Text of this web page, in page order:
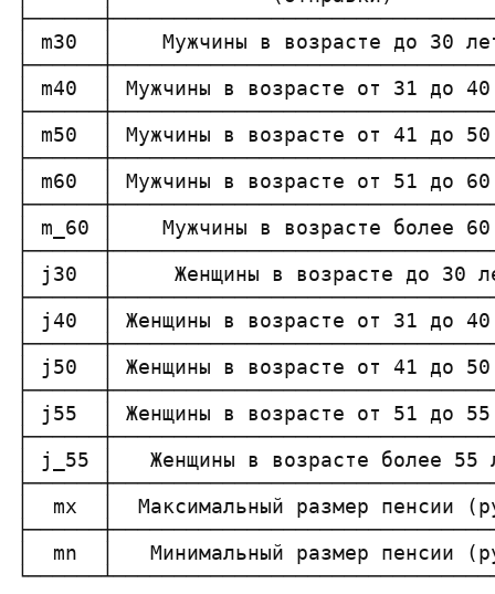
│ m30  │    Мужчины в возрасте до 30
│ m40  │ Мужчины в возрасте от 31 до
│ m50  │ Мужчины в возрасте от 41 до
│ m60  │ Мужчины в возрасте от 51 до
│ m_60 │    Мужчины в возрасте более
│ j30  │     Женщины в возрасте до 30
│ j40  │ Женщины в возрасте от 31 до
│ j50  │ Женщины в возрасте от 41 до
│ j55  │ Женщины в возрасте от 51 до
│ j_55 │   Женщины в возрасте более 55
│  mx  │  Максимальный размер пенсии
│  mn  │   Минимальный размер пенсии